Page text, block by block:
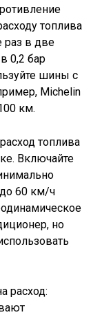
топлива
раз в две
0,2 бар
шины с
Michelin
км.
топлива
Включайте
60 км/ч
но
расход: